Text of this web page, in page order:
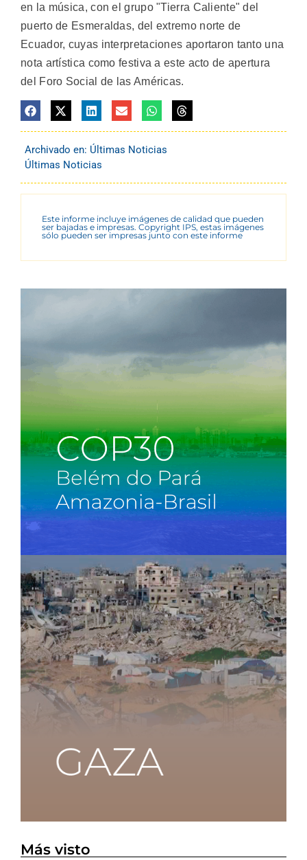
en la música, con el grupo "Tierra Caliente" del
puerto de Esmeraldas, del extremo norte de
Ecuador, cuyas interpretaciones aportaron tanto una
nota artística como festiva a este acto de apertura
del Foro Social de las Américas.
Archivado en: Últimas Noticias
Últimas Noticias
Este informe incluye imágenes de calidad que pueden
ser bajadas e impresas. Copyright IPS, estas imágenes
sólo pueden ser impresas junto con este informe
Más visto